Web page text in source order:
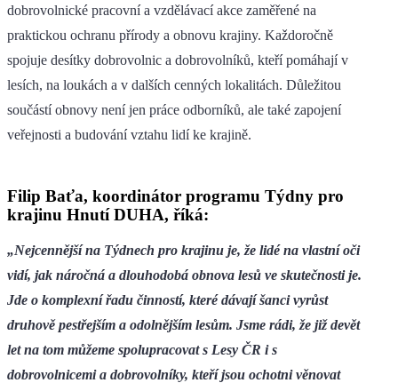
dobrovolnické pracovní a vzdělávací akce zaměřené na
praktickou ochranu přírody a obnovu krajiny. Každoročně
spojuje desítky dobrovolnic a dobrovolníků, kteří pomáhají v
lesích, na loukách a v dalších cenných lokalitách. Důležitou
součástí obnovy není jen práce odborníků, ale také zapojení
veřejnosti a budování vztahu lidí ke krajině.
Filip Baťa, koordinátor programu Týdny pro
krajinu Hnutí DUHA, říká:
„Nejcennější na Týdnech pro krajinu je, že lidé na vlastní oči
vidí, jak náročná a dlouhodobá obnova lesů ve skutečnosti je.
Jde o komplexní řadu činností, které dávají šanci vyrůst
druhově pestřejším a odolnějším lesům. Jsme rádi, že již devět
let na tom můžeme spolupracovat s Lesy ČR i s
dobrovolnicemi a dobrovolníky, kteří jsou ochotni věnovat